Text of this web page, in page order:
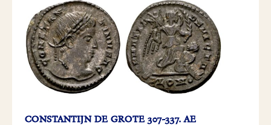
CONSTANTIJN DE GROTE 307-337. AE